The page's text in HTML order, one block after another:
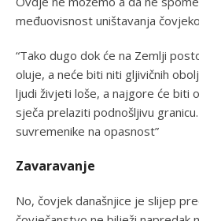
međuovisnost uništavanja
“Tako dugo dok će na Zemlji
oluje, a neće biti niti gljivičnih
ljudi živjeti loše, a najgore će biti
sječa prelaziti podnošljivu
suvremenike na opasnost”
Zavaravanje
No, čovjek današnjice je slijep